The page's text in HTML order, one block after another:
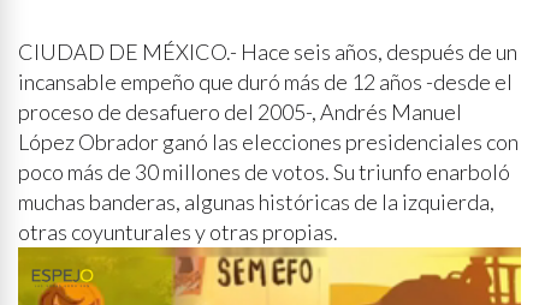
CIUDAD DE MÉXICO.- Hace seis años, después de un
incansable empeño que duró más de 12 años -desde el
proceso de desafuero del 2005-, Andrés Manuel
López Obrador ganó las elecciones presidenciales con
poco más de 30 millones de votos. Su triunfo enarboló
muchas banderas, algunas históricas de la izquierda,
otras coyunturales y otras propias.